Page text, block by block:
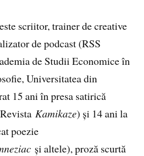
scriitor, trainer de creative
de podcast (RSS
de Studii Economice în
Universitatea din
15 ani în presa satirică
Kamikaze) și 14 ani la
poezie
și altele), proză scurtă